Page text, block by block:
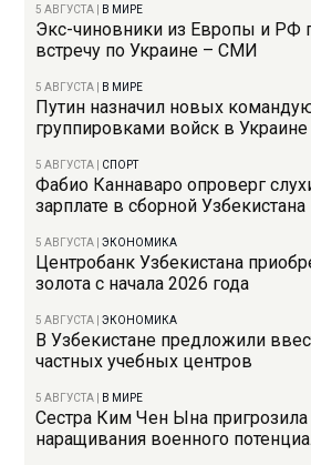
5 АВГУСТА В МИРЕ
Экс-чиновники из Европы и РФ
встречу по Украине – СМИ
5 АВГУСТА В МИРЕ
Путин назначил новых
группировками войск в Украине
5 АВГУСТА СПОРТ
Фабио Каннаваро опроверг
зарплате в сборной Узбекистана
5 АВГУСТА |ЭКОНОМИКА
Центробанк Узбекистана
золота с начала 2026 года
5 АВГУСТА |ЭКОНОМИКА
В Узбекистане предложили
частных учебных центров
5 АВГУСТА В МИРЕ
Сестра Ким Чен Ына пригрозила
наращивания военного